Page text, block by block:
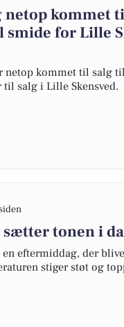
kommet
smide for Lille
netop kommet til salg
til salg i Lille Skensved.
tonen i
eftermiddag, der
stiger støt og